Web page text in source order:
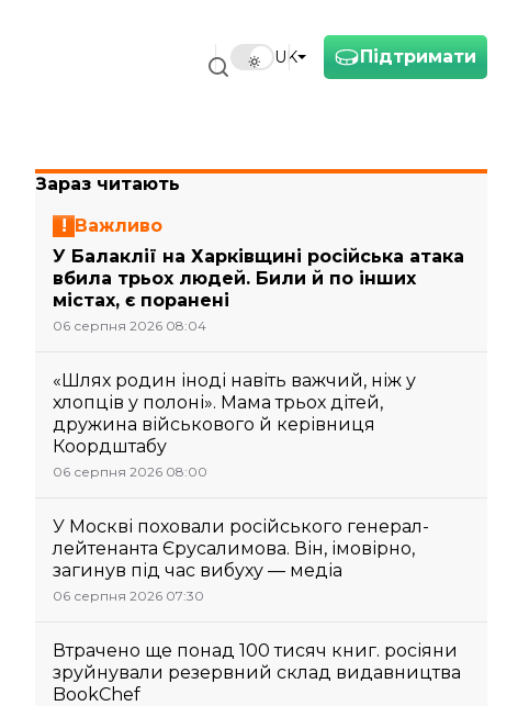
Підтримати
UK
Зараз читають
Важливо
У Балаклії на Харківщині російська атака
вбила трьох людей. Били й по інших
містах, є поранені
06 серпня 2026 08:04
«Шлях родин іноді навіть важчий, ніж у
хлопців у полоні». Мама трьох дітей,
дружина військового й керівниця
Коордштабу
06 серпня 2026 08:00
У Москві поховали російського генерал-
лейтенанта Єрусалимова. Він, імовірно,
загинув під час вибуху — медіа
06 серпня 2026 07:30
Втрачено ще понад 100 тисяч книг. росіяни
зруйнували резервний склад видавництва
BookChef